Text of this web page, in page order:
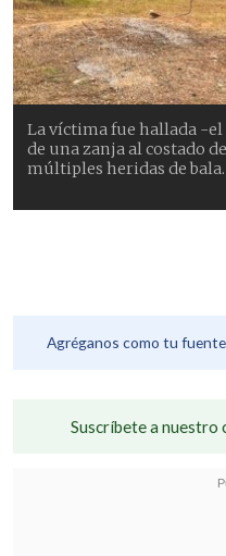
La víctima fue hallada -
de una zanja al costado
múltiples heridas de bala.
Agréganos como tu
Suscríbete a nuestro